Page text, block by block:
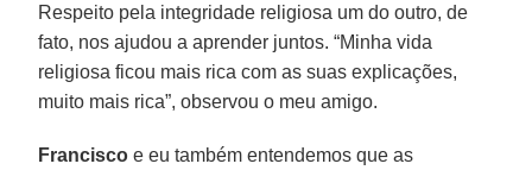
Respeito pela integridade religiosa um do outro, de
fato, nos ajudou a aprender juntos. “Minha vida
religiosa ficou mais rica com as suas explicações,
muito mais rica”, observou o meu amigo.
Francisco e eu também entendemos que as